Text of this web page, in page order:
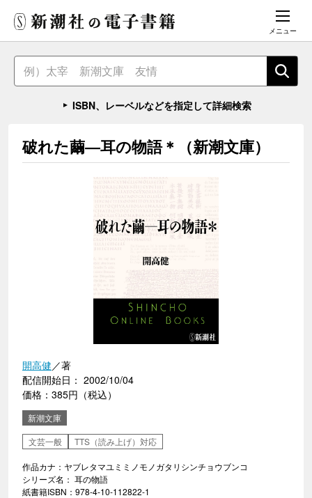
メニュー
ISBN、レーベルなどを指定して詳細検索
破れた繭―耳の物語＊（新潮文庫）
開高健／著
配信開始日： 2002/10/04
価格：385円（税込）
新潮文庫
文芸一般
TTS（読み上げ）対応
作品カナ：ヤブレタマユミミノモノガタリシンチョウブンコ
シリーズ名： 耳の物語
紙書籍ISBN：978-4-10-112822-1